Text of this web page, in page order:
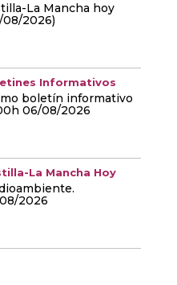
La Mancha hoy
08/2026)
Informativos
boletín informativo
06/08/2026
La Mancha Hoy
2026